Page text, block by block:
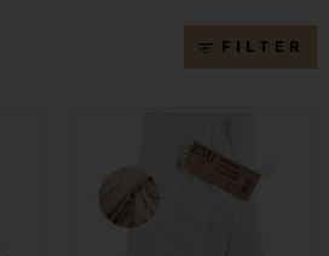
filter_list FILTER